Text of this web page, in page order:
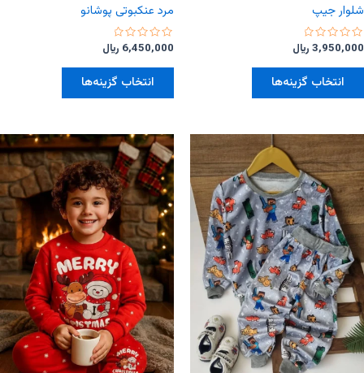
شلوار جیپ
امتیاز
از
3,950,000 ﷼
انتخاب گزینه‌ها
این
مختلفی
می
باشد.
گزینه
ها
ممکن
است
در
صفحه
محصول
انتخاب
شوند
مرد عنکبوتی پوشانو
امتیاز
از
6,450,000 ﷼
انتخاب گزینه‌ها
این
مختلفی
می
باشد.
گزینه
ها
ممکن
است
در
صفحه
محصول
انتخاب
شوند